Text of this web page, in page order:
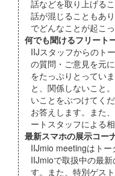
話などを取り上げる
話が混じることもあ
でどんなことが起こ
何でも聞けるフリート
IIJスタッフからのト
の質問・ご意見を元
をたっぷりとってい
と、関係しないこと
いことをぶつけてく
お答えします。また
ートスタッフによる
最新スマホの展示コー
IIJmio meetingはト
IIJmioで取扱中の最
す。また、特別ゲス